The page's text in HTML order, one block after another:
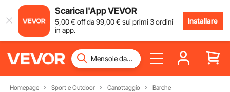
Scarica l'App VEVOR
5,00€ off da99,00€ sui primi 3 ordini
in app.
Installare
Homepage Sport e Outdoor Canottaggio Barche